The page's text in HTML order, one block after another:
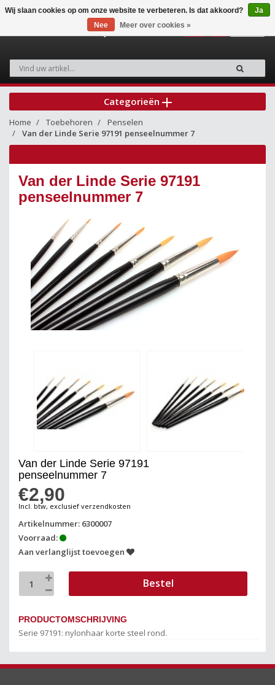
Categorieën
Home Toebehoren
Penselen
Van der Linde Serie 97191 penseelnummer 7
Van der Linde Serie 97191
penseelnummer 7
Van der Linde Serie 97191
penseelnummer 7
€2,90
Incl. btw, exclusief verzendkosten
Artikelnummer: 6300007
Voorraad:
Aan verlanglijst toevoegen
Bestel
PRODUCTOMSCHRIJVING
Serie 97191: nylonhaar korte steel rond.
Wij slaan cookies op om onze website te verbeteren. Is dat akkoord?
Ja
Nee
Meer over cookies »